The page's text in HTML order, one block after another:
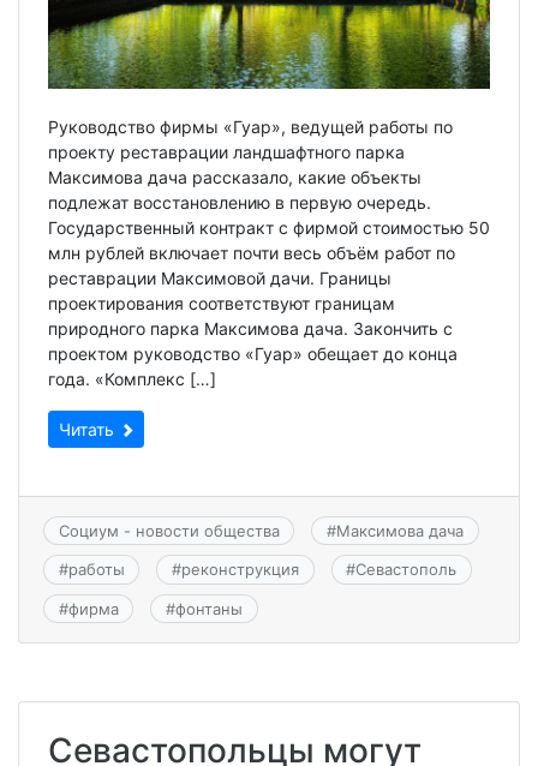
Руководство фирмы «Гуар», ведущей работы по
проекту реставрации ландшафтного парка
Максимова дача рассказало, какие объекты
подлежат восстановлению в первую очередь.
Государственный контракт с фирмой стоимостью 50
млн рублей включает почти весь объём работ по
реставрации Максимовой дачи. Границы
проектирования соответствуют границам
природного парка Максимова дача. Закончить с
проектом руководство «Гуар» обещает до конца
года. «Комплекс […]
Читать
Социум - новости общества #Максимова дача
#работы #реконструкция #Севастополь
#фирма #фонтаны
Севастопольцы могут